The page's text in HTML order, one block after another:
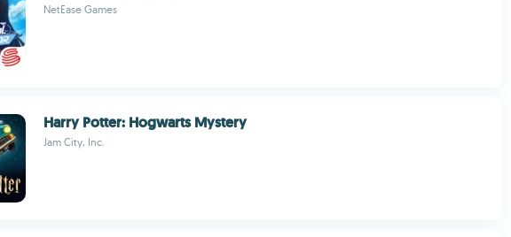
NetEase Games
Harry Potter: Hogwarts Mystery
Jam City, Inc.